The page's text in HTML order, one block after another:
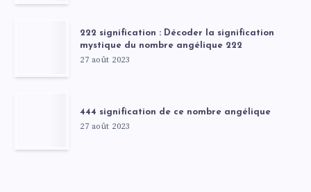
222 signification : Décoder la signification
mystique du nombre angélique 222
27 août 2023
444 signification de ce nombre angélique
27 août 2023